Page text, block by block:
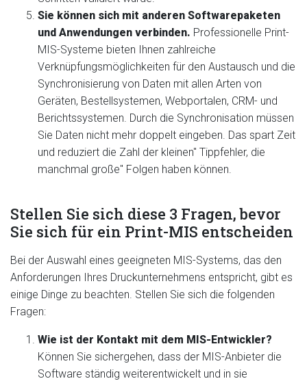
Sie können sich mit anderen Softwarepaketen
und Anwendungen verbinden. Professionelle Print-
MIS-Systeme bieten Ihnen zahlreiche
Verknüpfungsmöglichkeiten für den Austausch und die
Synchronisierung von Daten mit allen Arten von
Geräten, Bestellsystemen, Webportalen, CRM- und
Berichtssystemen. Durch die Synchronisation müssen
Sie Daten nicht mehr doppelt eingeben. Das spart Zeit
und reduziert die Zahl der kleinen" Tippfehler, die
manchmal große" Folgen haben können.
Stellen Sie sich diese 3 Fragen, bevor
Sie sich für ein Print-MIS entscheiden
Bei der Auswahl eines geeigneten MIS-Systems, das den
Anforderungen Ihres Druckunternehmens entspricht, gibt es
einige Dinge zu beachten. Stellen Sie sich die folgenden
Fragen:
Wie ist der Kontakt mit dem MIS-Entwickler?
Können Sie sichergehen, dass der MIS-Anbieter die
Software ständig weiterentwickelt und in sie